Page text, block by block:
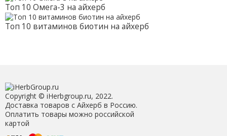
Топ 10 Омега-3 на айхерб
Топ 10 витаминов биотин на айхерб
Copyright © iHerbgroup.ru, 2022.
Доставка товаров с Айхерб в Россию.
Оплатить товары можно российской
картой